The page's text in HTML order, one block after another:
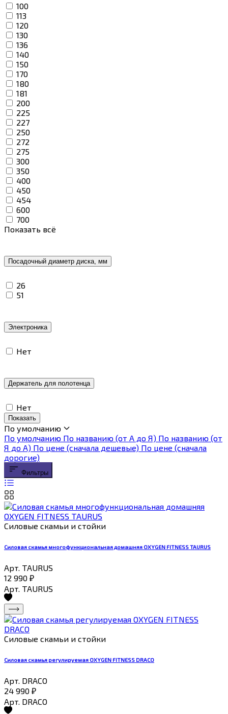
100
113
120
130
136
140
150
170
180
181
200
225
227
250
272
275
300
350
400
450
454
600
700
Показать всё
Посадочный диаметр диска, мм
26
51
Электроника
Нет
Держатель для полотенца
Нет
Показать
По умолчанию
По умолчанию По названию (от А до Я) По названию (от
Я до А) По цене (сначала дешевые) По цене (сначала
дорогие)
Фильтры
Силовые скамьи и стойки
Силовая скамья многофункциональная домашняя OXYGEN FITNESS TAURUS
Арт. TAURUS
12 990 ₽
Арт. TAURUS
Силовые скамьи и стойки
Силовая скамья регулируемая OXYGEN FITNESS DRACO
Арт. DRACO
24 990 ₽
Арт. DRACO